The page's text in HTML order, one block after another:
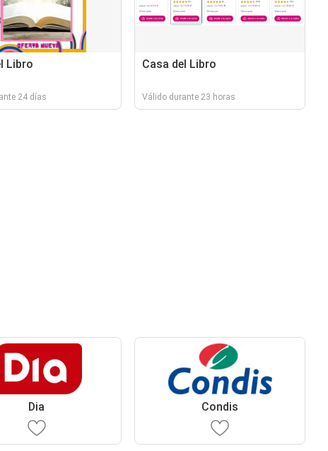
Libro
24 días
Casa del Libro
Válido durante 23 horas
Dia Condis